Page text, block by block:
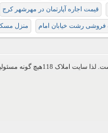
قیمت اجاره آپارتمان در مهرشهر کرج
فروشی رشت خیابان امام منزل
اطلاعات موجود در این وب سایت از طریق کاربران عمومی سایت ثبت